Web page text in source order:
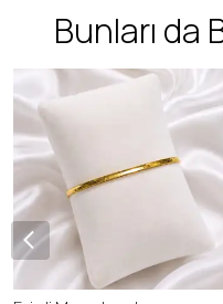
Bunları da